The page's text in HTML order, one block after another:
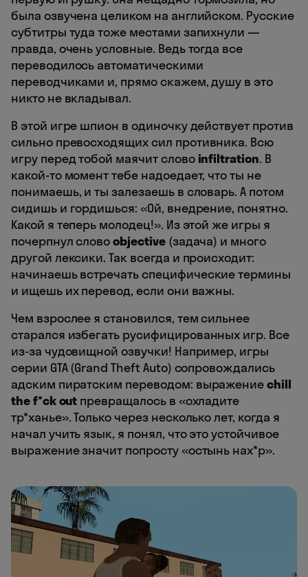
была озвучена целиком на английском. Русские
субтитры туда тоже местами запихнули —
правда, очень условные. Ведь тогда все
переводилось автоматическими
переводчиками и, прямо скажем, душу в это
никто не вкладывал.
В этой игре шпион в одиночку действует против
сильно превосходящих сил противника. Всю
игру перед тобой маячит словоinfiltration. В
какой-то момент тебе надоедает, что ты не
понимаешь, и ты залезаешь в словарь. А потом
сидишь и гордишься: «Ой, внедрение, понятно.
Какой я теперь молодец!». Из этой же игры я
почерпнул словоobjective(задача) и много
другой лексики. Так всегда и происходит:
начинаешь встречать специфические термины
и ищешь их перевод, если они важны.
Чем взрослее я становился, тем сильнее
старался избегать русифицированных игр. Все
из-за чудовищной озвучки! Например, игры
серии GTA (Grand Theft Auto) сопровождались
адским пиратским переводом: выражениеchill
the f*ck out превращалось в «охладите
тр*ханье». Только через несколько лет, когда я
начал учить язык, я понял, что это устойчивое
выражение значит попросту «остынь нах*р».